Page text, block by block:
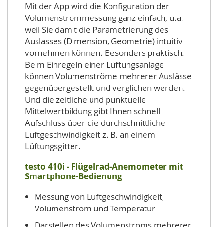
Mit der App wird die Konfiguration der
Volumenstrommessung ganz einfach, u.a.
weil Sie damit die Parametrierung des
Auslasses (Dimension, Geometrie) intuitiv
vornehmen können. Besonders praktisch:
Beim Einregeln einer Lüftungsanlage
können Volumenströme mehrerer Auslässe
gegenübergestellt und verglichen werden.
Und die zeitliche und punktuelle
Mittelwertbildung gibt Ihnen schnell
Aufschluss über die durchschnittliche
Luftgeschwindigkeit z. B. an einem
Lüftungsgitter.
testo 410i - Flügelrad-Anemometer mit
Smartphone-Bedienung
Messung von Luftgeschwindigkeit,
Volumenstrom und Temperatur